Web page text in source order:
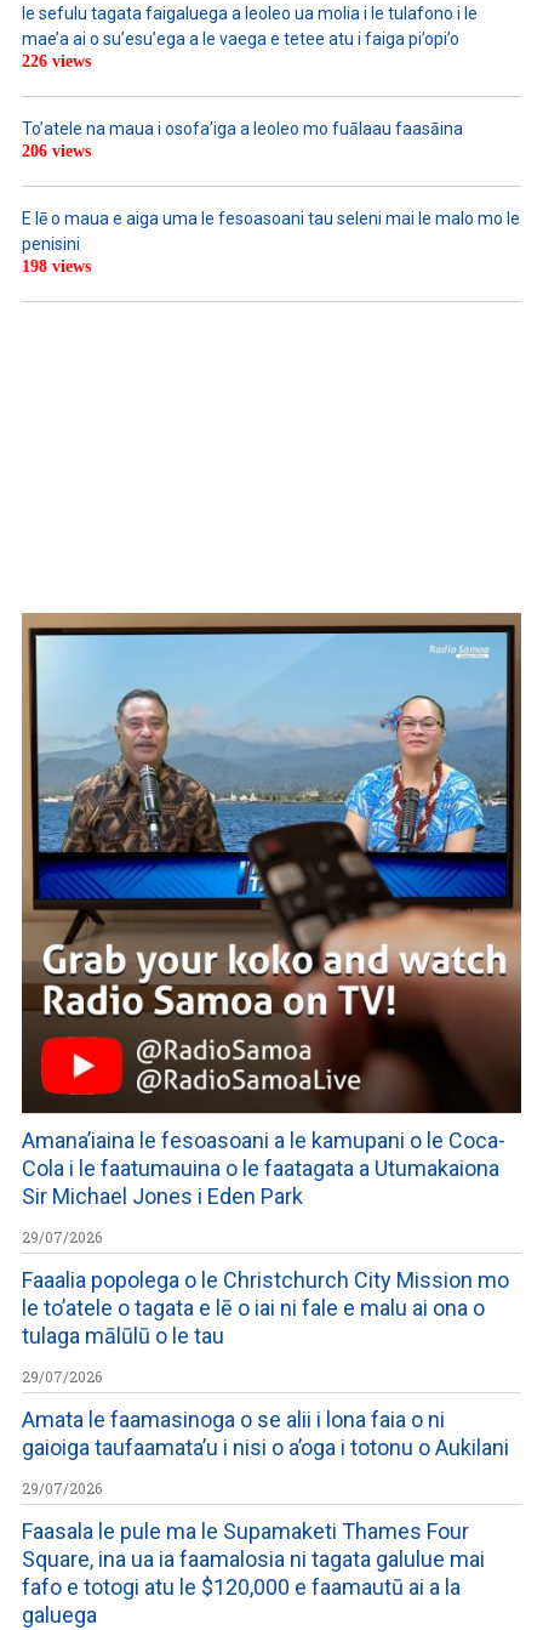
le sefulu tagata faigaluega a leoleo ua molia i le tulafono i le
mae’a ai o su’esu’ega a le vaega e tetee atu i faiga pi’opi’o
226 views
To’atele na maua i osofa’iga a leoleo mo fuālaau faasāina
206 views
E lē o maua e aiga uma le fesoasoani tau seleni mai le malo mo le
penisini
198 views
Amana’iaina le fesoasoani a le kamupani o le Coca-
Cola i le faatumauina o le faatagata a Utumakaiona
Sir Michael Jones i Eden Park
29/07/2026
Faaalia popolega o le Christchurch City Mission mo
le to’atele o tagata e lē o iai ni fale e malu ai ona o
tulaga mālūlū o le tau
29/07/2026
Amata le faamasinoga o se alii i lona faia o ni
gaioiga taufaamata’u i nisi o a’oga i totonu o Aukilani
29/07/2026
Faasala le pule ma le Supamaketi Thames Four
Square, ina ua ia faamalosia ni tagata galulue mai
fafo e totogi atu le $120,000 e faamautū ai a la
galuega